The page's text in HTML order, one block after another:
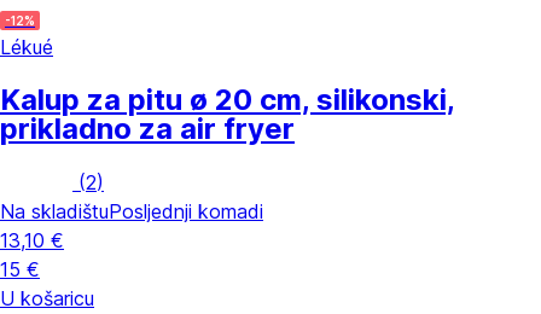
-12%
Lékué
Kalup za pitu ø 20 cm, silikonski,
prikladno za air fryer
(2)
Na skladištuPosljednji komadi
13,10 €
15 €
U košaricu